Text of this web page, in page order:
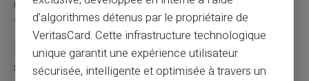
Comment se prémunir contre le hameçonnage
?
Restez toujours vigilant face aux e-mails et SMS
suspects demandant des informations personnelles. Ne
d’algorithmes détenus par le propriétaire de
VeritasCard. Cette infrastructure technologique
unique garantit une expérience utilisateur
sécurisée, intelligente et optimisée à travers un